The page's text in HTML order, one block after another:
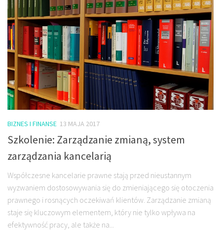
BIZNES I FINANSE 13 MAJA 2017
Szkolenie: Zarządzanie zmianą, system
zarządzania kancelarią
Współczesne kancelarie prawne stają przed nieustannym
wyzwaniem dostosowywania się do zmieniającego się otoczenia
prawnego i rosnących oczekiwań klientów. Zarządzanie zmianą
staje się kluczowym elementem, który nie tylko wpływa na
efektywność pracy, ale także na...